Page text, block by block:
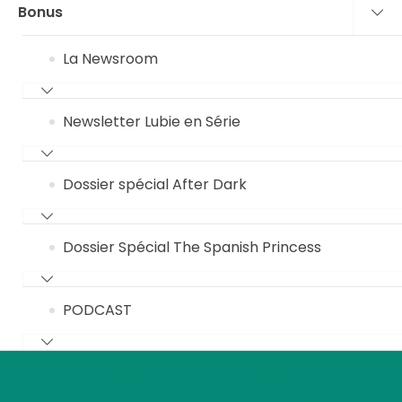
Bonus
La Newsroom
Newsletter Lubie en Série
Dossier spécial After Dark
Dossier Spécial The Spanish Princess
PODCAST